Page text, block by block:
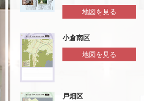
地図を見る
小倉南区
地図を見る
戸畑区